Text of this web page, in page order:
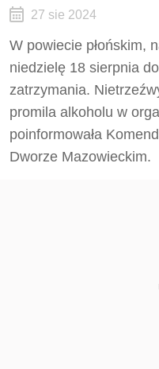
27 sie 2024
W powiecie płońskim,
niedzielę 18 sierpnia
zatrzymania.
promila alkoholu w
poinformowała
Dworze Mazowieckim.